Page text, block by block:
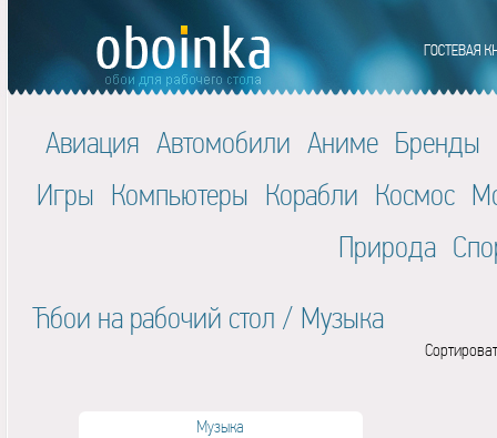
Авиация Автомобили Аниме Бренды
Игры Компьютеры Корабли Космос
Природа
Ћбои на рабочий стол / Музыка
Музыка